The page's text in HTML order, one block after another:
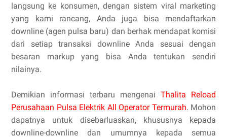
langsung ke konsumen, dengan sistem viral marketing
yang kami rancang, Anda juga bisa mendaftarkan
downline (agen pulsa baru) dan berhak mendapat komisi
dari setiap transaksi downline Anda sesuai dengan
besaran markup yang bisa Anda tentukan sendiri
nilainya.
Demikian informasi terbaru mengenai Thalita Reload
Perusahaan Pulsa Elektrik All Operator Termurah. Mohon
dapatnya untuk disebarluaskan, khususnya kepada
downline-downline dan umumnya kepada semua